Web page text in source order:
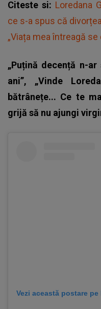
Citeste si: Loredana
ce s-a spus că
„Viața mea întreagă
„Puțină decență n-
ani”, „Vinde
bătrânețe... Ce te
grijă să nu ajungi
Vezi această postare pe